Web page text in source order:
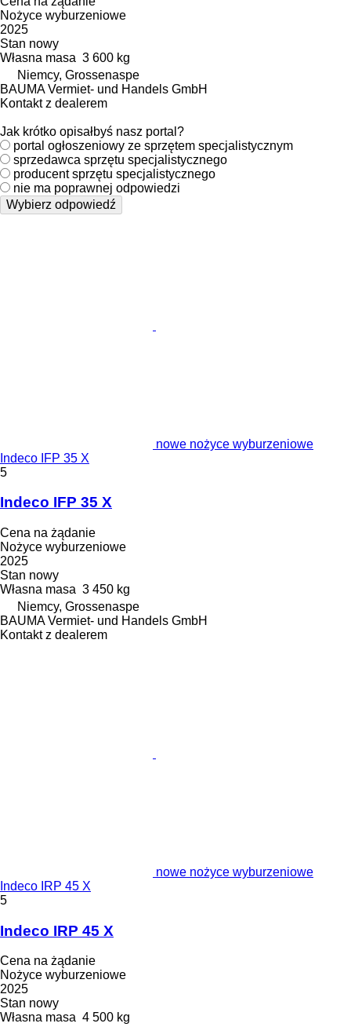
Nożyce wyburzeniowe
2025
Stan nowy
Własna masa 3 600 kg
Niemcy, Grossenaspe
BAUMA Vermiet- und Handels GmbH
Kontakt z dealerem
Jak krótko opisałbyś nasz portal?
portal ogłoszeniowy ze sprzętem specjalistycznym
sprzedawca sprzętu specjalistycznego
producent sprzętu specjalistycznego
nie ma poprawnej odpowiedzi
Wybierz odpowiedź
nowe nożyce wyburzeniowe
Indeco IFP 35 X
5
Indeco IFP 35 X
Cena na żądanie
Nożyce wyburzeniowe
2025
Stan nowy
Własna masa 3 450 kg
Niemcy, Grossenaspe
BAUMA Vermiet- und Handels GmbH
Kontakt z dealerem
nowe nożyce wyburzeniowe
Indeco IRP 45 X
5
Indeco IRP 45 X
Cena na żądanie
Nożyce wyburzeniowe
2025
Stan nowy
Własna masa 4 500 kg